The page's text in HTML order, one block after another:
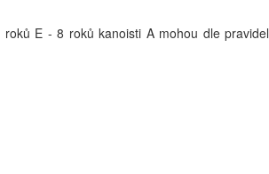
E - 8 roků kanoisti A mohou dle pravidel